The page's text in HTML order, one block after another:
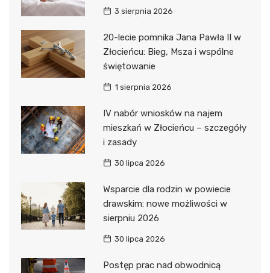
3 sierpnia 2026
20-lecie pomnika Jana Pawła II w
Złocieńcu: Bieg, Msza i wspólne
świętowanie
1 sierpnia 2026
IV nabór wniosków na najem
mieszkań w Złocieńcu – szczegóły
i zasady
30 lipca 2026
Wsparcie dla rodzin w powiecie
drawskim: nowe możliwości w
sierpniu 2026
30 lipca 2026
Postęp prac nad obwodnicą